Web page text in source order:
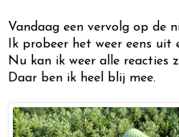
Vandaag een vervolg op de
Ik probeer het weer eens
Nu kan ik weer alle reacties
Daar ben ik heel blij mee.